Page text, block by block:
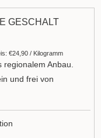
GESCHÄLT
€24,90 / Kilogramm
Anbau.
und frei von